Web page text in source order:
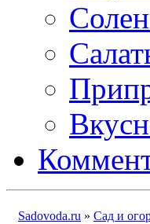
Sadovoda.ru » Сад и